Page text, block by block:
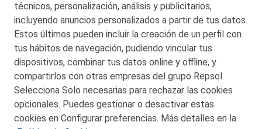
San Martín 5-Edificio Muñatones,
48550 Muskiz (Bizkaia)
Telf. 946 357 000
© 2026 Petronor S.A.
CONTACTO
técnicos, personalización, análisis y publicitarios,
incluyendo anuncios personalizados a partir de tus datos.
Estos últimos pueden incluir la creación de un perfil con
tus hábitos de navegación, pudiendo vincular tus
dispositivos, combinar tus datos online y offline, y
compartirlos con otras empresas del grupo Repsol.
Selecciona Solo necesarias para rechazar las cookies
opcionales. Puedes gestionar o desactivar estas
cookies en Configurar preferencias. Más detalles en la